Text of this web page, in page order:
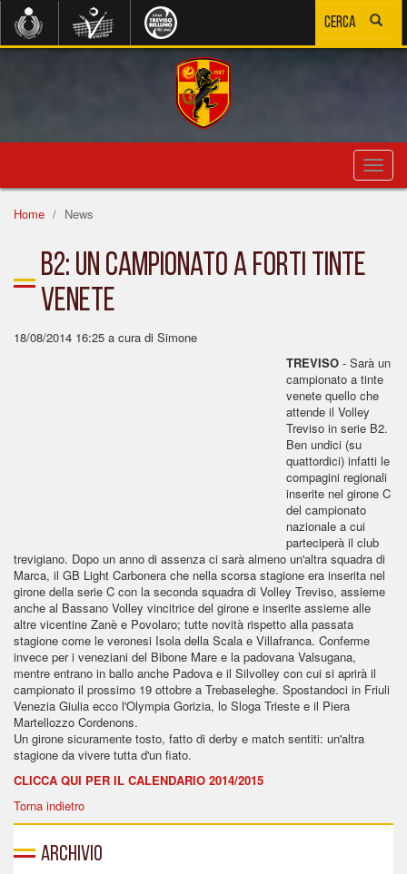
Home
News
B2: un campionato a forti tinte
venete
18/08/2014 16:25 a cura di Simone
TREVISO - Sarà un
campionato a tinte
venete quello che
attende il Volley
Treviso in serie B2.
Ben undici (su
quattordici) infatti le
compagini regionali
inserite nel girone C
del campionato
nazionale a cui
parteciperà il club
trevigiano. Dopo un anno di assenza ci sarà almeno un'altra squadra di
Marca, il GB Light Carbonera che nella scorsa stagione era inserita nel
girone della serie C con la seconda squadra di Volley Treviso, assieme
anche al Bassano Volley vincitrice del girone e inserite assieme alle
altre vicentine Zanè e Povolaro; tutte novità rispetto alla passata
stagione come le veronesi Isola della Scala e Villafranca. Conferme
invece per i veneziani del Bibone Mare e la padovana Valsugana,
mentre entrano in ballo anche Padova e il Silvolley con cui si aprirà il
campionato il prossimo 19 ottobre a Trebaseleghe. Spostandoci in Friuli
Venezia Giulia ecco l'Olympia Gorizia, lo Sloga Trieste e il Piera
Martellozzo Cordenons.
Un girone sicuramente tosto, fatto di derby e match sentiti: un'altra
stagione da vivere tutta d'un fiato.
CLICCA QUI PER IL CALENDARIO 2014/2015
Torna indietro
Archivio